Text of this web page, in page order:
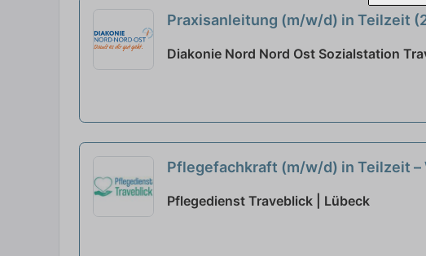
Praxisanleitung (m/w/d) in Teilzeit
Diakonie Nord Nord Ost Sozialstation
Pflegefachkraft (m/w/d) in Teilzeit
Pflegedienst Traveblick | Lübeck